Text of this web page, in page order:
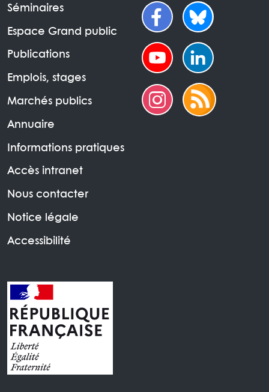
Séminaires
Espace Grand public
Publications
Emplois, stages
Marchés publics
Annuaire
Informations pratiques
Accès intranet
Nous contacter
Notice légale
Accessibilité